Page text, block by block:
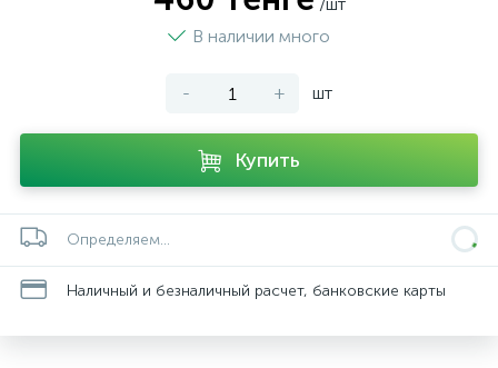
В наличии много
- + шт
Купить
Определяем...
Наличный и безналичный расчет, банковские карты